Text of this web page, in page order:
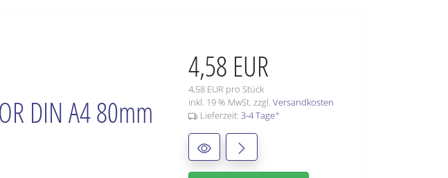
4,58 EUR
4,58 EUR pro Stück
inkl. 19 % MwSt. zzgl. Versandkosten
Lieferzeit: 3-4 Tage*
DIN A4 80mm